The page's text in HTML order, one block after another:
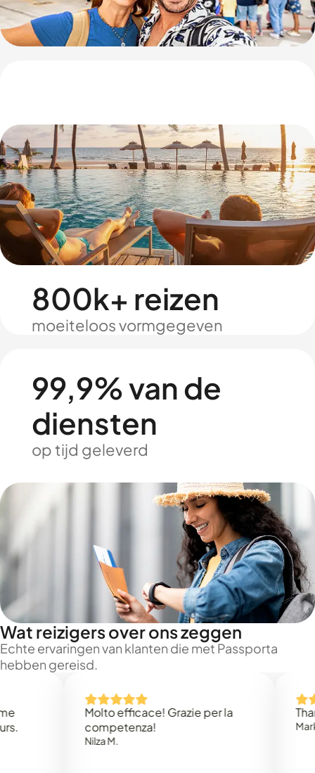
800k+ reizen
moeiteloos vormgegeven
99,9% van de
diensten
op tijd geleverd
Wat reizigers over ons zeggen
Echte ervaringen van klanten die met Passporta
hebben gereisd.
Molto efficace! Grazie per la
competenza!
Thank
Mark N.